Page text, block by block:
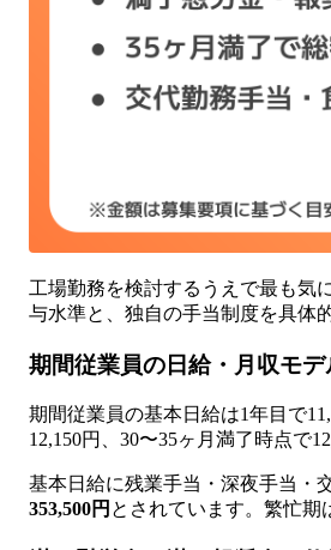
工場勤務を検討するうえで最も気
与水準と、独自の手当制度を具体
期間従業員の日給・月収モデ
期間従業員の基本日給は1年目で
12,150円、30〜35ヶ月満了時点で
基本日給に残業手当・深夜手当・
353,500円 とされています。繁忙期